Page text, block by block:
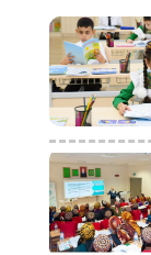
Medya
Poster